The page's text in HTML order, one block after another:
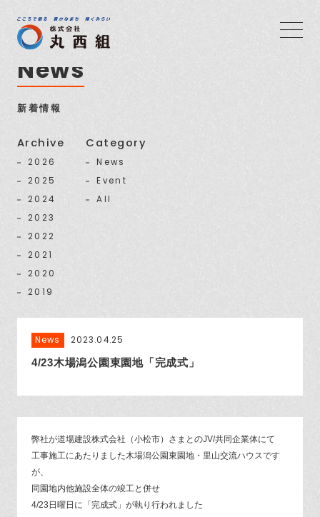
News
新着情報
Archive
2026
2025
2024
2023
2022
2021
2020
2019
Category
News
Event
All
News
2023.04.25
4/23木場潟公園東園地「完成式」
弊社が道場建設株式会社（小松市）さまとのJV/共同企業体にて
工事施工にあたりました木場潟公園東園地・里山交流ハウスです
が、
同園地内他施設全体の竣工と併せ
4/23日曜日に「完成式」が執り行われました